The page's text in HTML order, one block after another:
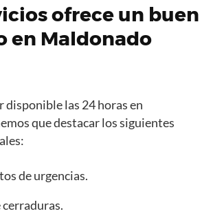
ofrece un buen
en Maldonado
disponible las 24 horas en
que destacar los siguientes
de urgencias.